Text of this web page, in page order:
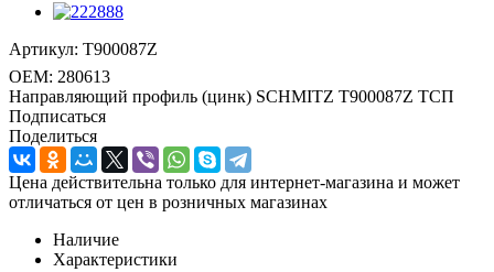
Артикул: T900087Z
OEM: 280613
Направляющий профиль (цинк) SCHMITZ T900087Z ТСП
Подписаться
Поделиться
Цена действительна только для интернет-магазина и может
отличаться от цен в розничных магазинах
Наличие
Характеристики